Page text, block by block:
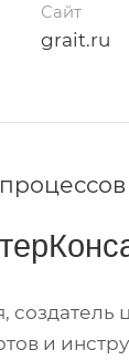
Сайт
grait.ru
и